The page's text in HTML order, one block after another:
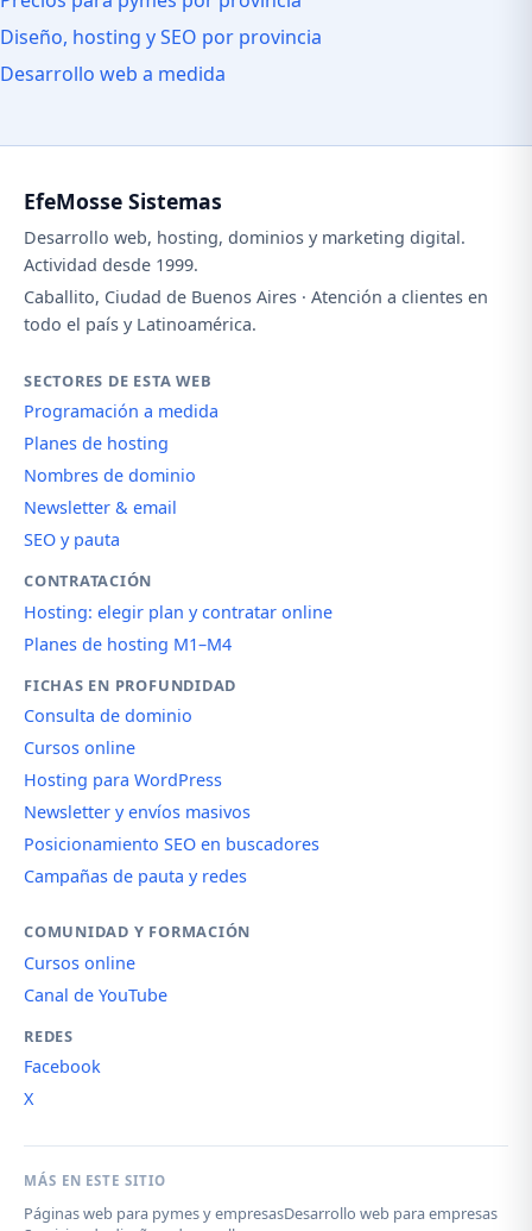
Diseño, hosting y SEO por provincia
Desarrollo web a medida
EfeMosse Sistemas
Desarrollo web, hosting, dominios y marketing digital.
Actividad desde 1999.
Caballito, Ciudad de Buenos Aires · Atención a clientes en
todo el país y Latinoamérica.
SECTORES DE ESTA WEB
Programación a medida
Planes de hosting
Nombres de dominio
Newsletter & email
SEO y pauta
CONTRATACIÓN
Hosting: elegir plan y contratar online
Planes de hosting M1–M4
FICHAS EN PROFUNDIDAD
Consulta de dominio
Cursos online
Hosting para WordPress
Newsletter y envíos masivos
Posicionamiento SEO en buscadores
Campañas de pauta y redes
COMUNIDAD Y FORMACIÓN
Cursos online
Canal de YouTube
REDES
Facebook
X
MÁS EN ESTE SITIO
Páginas web para pymes y empresasDesarrollo web para empresas